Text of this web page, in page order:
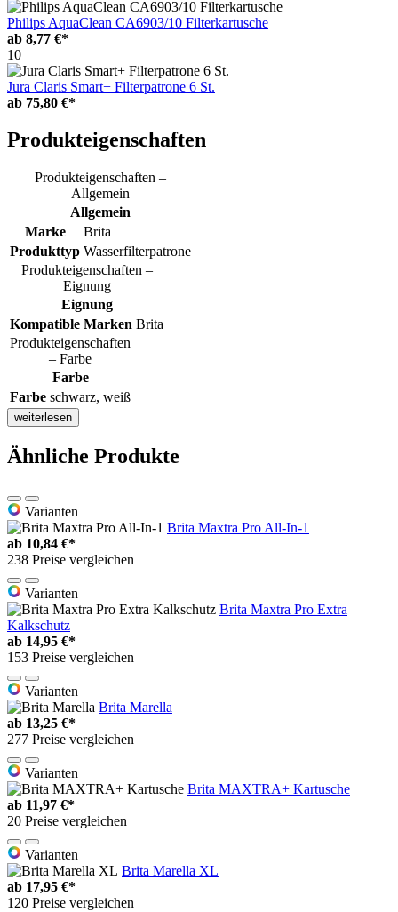
Philips AquaClean CA6903/10 Filterkartusche
ab 8,77 €*
10
Jura Claris Smart+ Filterpatrone 6 St.
ab 75,80 €*
Produkteigenschaften
Produkteigenschaften –
Allgemein
Allgemein
Marke
Brita
Produkttyp Wasserfilterpatrone
Produkteigenschaften –
Eignung
Eignung
Kompatible Marken Brita
Produkteigenschaften
– Farbe
Farbe
Farbe schwarz, weiß
weiterlesen
Ähnliche Produkte
Varianten
Brita Maxtra Pro All-In-1
ab 10,84 €*
238 Preise vergleichen
Varianten
Brita Maxtra Pro Extra
Kalkschutz
ab 14,95 €*
153 Preise vergleichen
Varianten
Brita Marella
ab 13,25 €*
277 Preise vergleichen
Varianten
Brita MAXTRA+ Kartusche
ab 11,97 €*
20 Preise vergleichen
Varianten
Brita Marella XL
ab 17,95 €*
120 Preise vergleichen